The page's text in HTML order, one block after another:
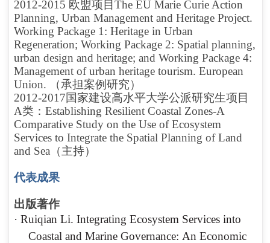
2012-2015 欧盟项目The EU Marie Curie Action
Planning, Urban Management and Heritage Project.
Working Package 1: Heritage in Urban
Regeneration; Working Package 2: Spatial planning,
urban design and heritage; and Working Package 4:
Management of urban heritage tourism. European
Union. （承担案例研究）
2012-2017国家建设高水平大学公派研究生项目
A类：Establishing Resilient Coastal Zones-A
Comparative Study on the Use of Ecosystem
Services to Integrate the Spatial Planning of Land
and Sea（主持）
代表成果
出版著作
·Ruiqian Li. Integrating Ecosystem Services into
Coastal and Marine Governance: An Economic